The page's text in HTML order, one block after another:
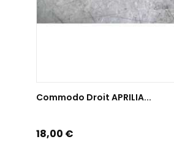
Commodo Droit APRILIA...
Prix
18,00 €